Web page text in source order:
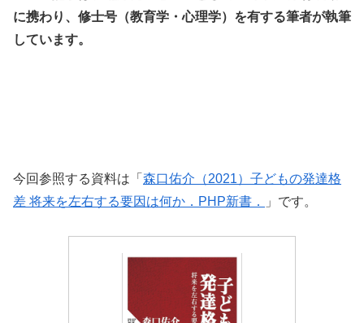
に携わり、修士号（教育学・心理学）を有する筆者が執筆
しています。
今回参照する資料は「 森口佑介（2021）子どもの発達格
差 将来を左右する要因は何か．PHP新書．
」です。